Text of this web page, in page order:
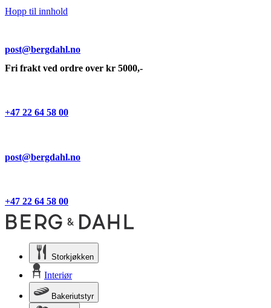
Hopp til innhold
post@bergdahl.no
Fri frakt ved ordre over kr 5000,-
+47 22 64 58 00
post@bergdahl.no
+47 22 64 58 00
Storkjøkken
Interiør
Bakeriutstyr